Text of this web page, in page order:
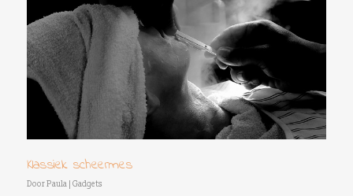
Klassiek scheermes
Door Paula Gadgets